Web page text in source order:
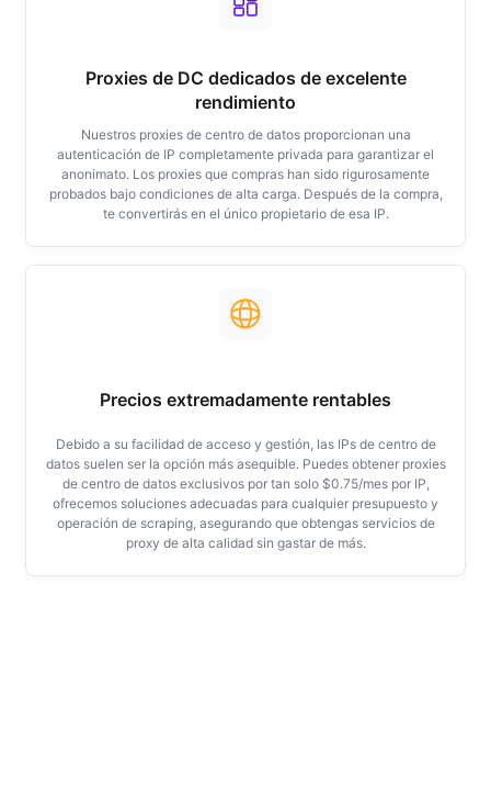
Proxies de DC dedicados de excelente
rendimiento
Nuestros proxies de centro de datos proporcionan una
autenticación de IP completamente privada para garantizar el
anonimato. Los proxies que compras han sido rigurosamente
probados bajo condiciones de alta carga. Después de la compra,
te convertirás en el único propietario de esa IP.
Precios extremadamente rentables
Debido a su facilidad de acceso y gestión, las IPs de centro de
datos suelen ser la opción más asequible. Puedes obtener proxies
de centro de datos exclusivos por tan solo $0.75/mes por IP,
ofrecemos soluciones adecuadas para cualquier presupuesto y
operación de scraping, asegurando que obtengas servicios de
proxy de alta calidad sin gastar de más.